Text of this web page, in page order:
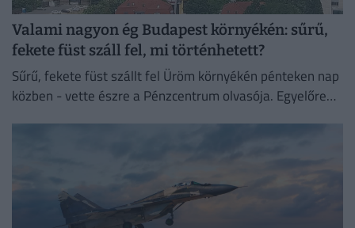
Valami nagyon ég Budapest környékén: sűrű,
fekete füst száll fel, mi történhetett?
Sűrű, fekete füst szállt fel Üröm környékén pénteken nap
közben - vette észre a Pénzcentrum olvasója. Egyelőre